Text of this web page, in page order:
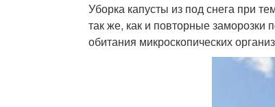
Уборка капусты из под снега при
так же, как и повторные заморозки
обитания микроскопических